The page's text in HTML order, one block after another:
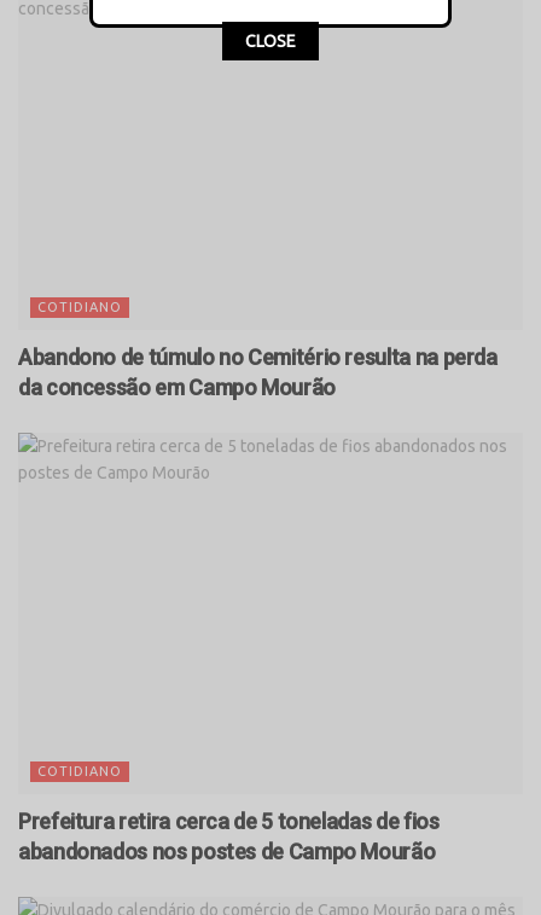
COTIDIANO
Abandono de túmulo no Cemitério resulta na perda
da concessão em Campo Mourão
COTIDIANO
Prefeitura retira cerca de 5 toneladas de fios
abandonados nos postes de Campo Mourão
CLOSE